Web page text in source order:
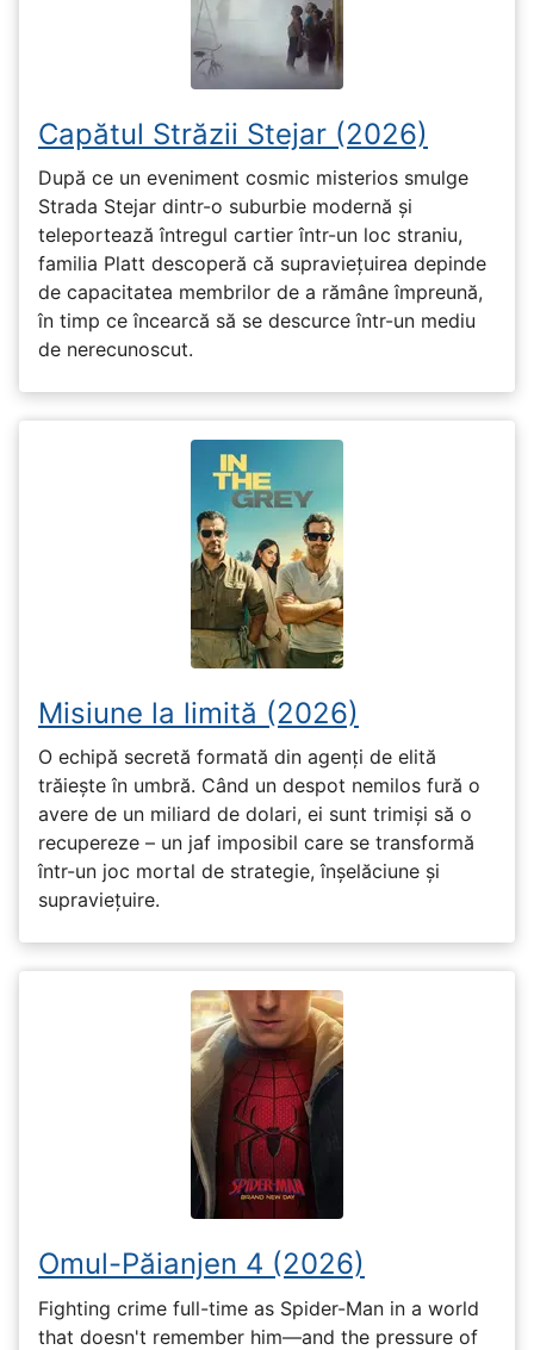
Capătul Străzii Stejar (2026)
După ce un eveniment cosmic misterios smulge
Strada Stejar dintr-o suburbie modernă și
teleportează întregul cartier într-un loc straniu,
familia Platt descoperă că supraviețuirea depinde
de capacitatea membrilor de a rămâne împreună,
în timp ce încearcă să se descurce într-un mediu
de nerecunoscut.
Misiune la limită (2026)
O echipă secretă formată din agenți de elită
trăiește în umbră. Când un despot nemilos fură o
avere de un miliard de dolari, ei sunt trimiși să o
recupereze – un jaf imposibil care se transformă
într-un joc mortal de strategie, înșelăciune și
supraviețuire.
Omul-Păianjen 4 (2026)
Fighting crime full-time as Spider-Man in a world
that doesn't remember him—and the pressure of